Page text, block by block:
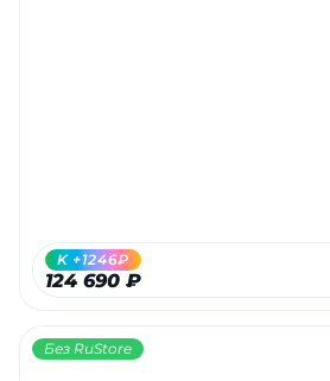
124 690 ₽
K +1246₽
Без RuStore